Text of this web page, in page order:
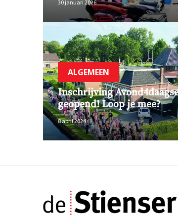
30 januari 2026
ALGEMEEN
Inschrijving
geopend! Loop je mee?
8 april 2024